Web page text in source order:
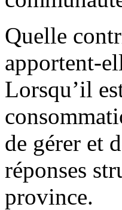
Quelle
apportent-
Lorsqu’il
de gérer et
réponses
province.